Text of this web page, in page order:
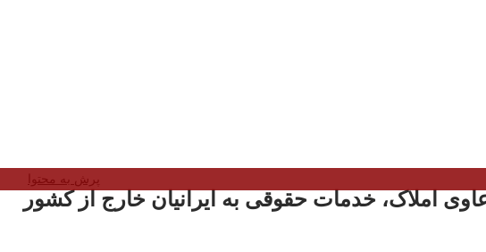
املاک، خدمات حقوقی به ایرانیان خارج از کشور
پرش به محتوا